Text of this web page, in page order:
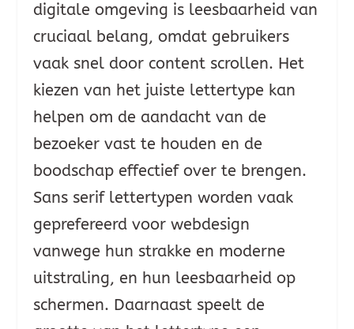
digitale omgeving is leesbaarheid van
cruciaal belang, omdat gebruikers
vaak snel door content scrollen. Het
kiezen van het juiste lettertype kan
helpen om de aandacht van de
bezoeker vast te houden en de
boodschap effectief over te brengen.
Sans serif lettertypen worden vaak
geprefereerd voor webdesign
vanwege hun strakke en moderne
uitstraling, en hun leesbaarheid op
schermen. Daarnaast speelt de